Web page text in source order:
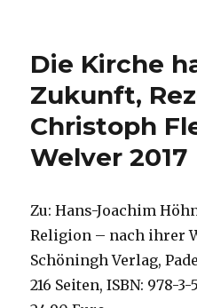
Theismus?
und
Anfragen
von
Markus
und
Christoph
Welver
2018
Die Kirche
Zukunft,
Christoph
Welver 2017
Zu: Hans-Joachim
Religion – nach ihrer
Schöningh Verlag,
216 Seiten, ISBN: 978-